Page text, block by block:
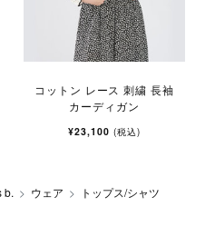
コットン レース 刺繍 長袖
カーディガン
¥23,100 (税込)
b. ウェア
トップス/シャツ